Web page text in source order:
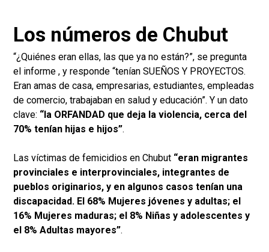
Los números de Chubut
“¿Quiénes eran ellas, las que ya no están?”, se pregunta
el informe , y responde “tenían SUEÑOS Y PROYECTOS.
Eran amas de casa, empresarias, estudiantes, empleadas
de comercio, trabajaban en salud y educación”. Y un dato
clave: “la ORFANDAD que deja la violencia, cerca del
70% tenían hijas e hijos”.
Las víctimas de femicidios en Chubut “eran migrantes
provinciales e interprovinciales, integrantes de
pueblos originarios, y en algunos casos tenían una
discapacidad. El 68% Mujeres jóvenes y adultas; el
16% Mujeres maduras; el 8% Niñas y adolescentes y
el 8% Adultas mayores”.